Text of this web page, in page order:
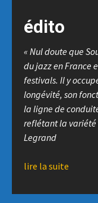
édito
« Nul doute que
du jazz en France
festivals. Il y
longévité, son
la ligne de
reflétant la variété
Legrand
lire la suite